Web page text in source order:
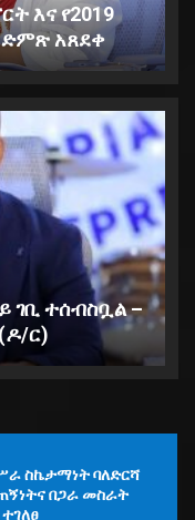
እና የ2019
አጸደቀ
ገቢ ተሰብስቧል –
ር)
ችግኝ ብቻ ሳይሆን
ጭምር ነው” –
ኢነርጂ ሚኒስትር
ኢተፋ(ዶ/ር)
ስኬታማነት ባለድርሻ
በጋራ መስራት